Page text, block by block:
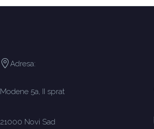
Adresa:
Modene 5a, II sprat
21000 Novi Sad